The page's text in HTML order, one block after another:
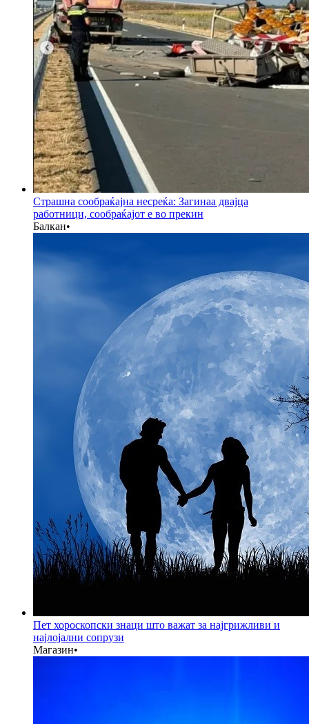
Страшна сообраќајна несреќа: Загинаа двајца
работници, сообраќајот е во прекин
Балкан•
Пет хороскопски знаци што важат за најгрижливи и
најлојални сопрузи
Магазин•